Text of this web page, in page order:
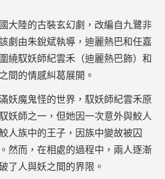
大陸的古裝玄幻劇，改編自九鷺非
劇由朱銳斌執導，迪麗熱巴和任嘉
繞馭妖師紀雲禾（迪麗熱巴飾）和
間的情感糾葛展開。
妖魔鬼怪的世界，馭妖師紀雲禾原
妖師之一，但她因一次意外與鮫人
人族中的王子，因族中變故被囚
然而，在相處的過程中，兩人逐漸
了人與妖之間的界限。